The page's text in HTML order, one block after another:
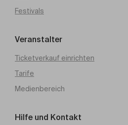
Festivals
Veranstalter
Ticketverkauf einrichten
Tarife
Medienbereich
Hilfe und Kontakt